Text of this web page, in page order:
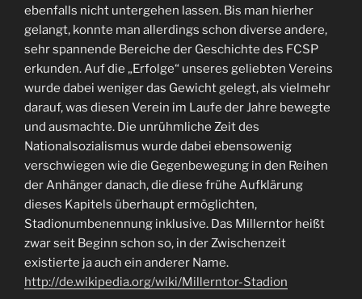
ebenfalls nicht untergehen lassen. Bis man hierher
gelangt, konnte man allerdings schon diverse andere,
sehr spannende Bereiche der Geschichte des FCSP
erkunden. Auf die „Erfolge“ unseres geliebten Vereins
wurde dabei weniger das Gewicht gelegt, als vielmehr
darauf, was diesen Verein im Laufe der Jahre bewegte
und ausmachte. Die unrühmliche Zeit des
Nationalsozialismus wurde dabei ebensowenig
verschwiegen wie die Gegenbewegung in den Reihen
der Anhänger danach, die diese frühe Aufklärung
dieses Kapitels überhaupt ermöglichten,
Stadionumbenennung inklusive. Das Millerntor heißt
zwar seit Beginn schon so, in der Zwischenzeit
existierte ja auch ein anderer Name.
http://de.wikipedia.org/wiki/Millerntor-Stadion